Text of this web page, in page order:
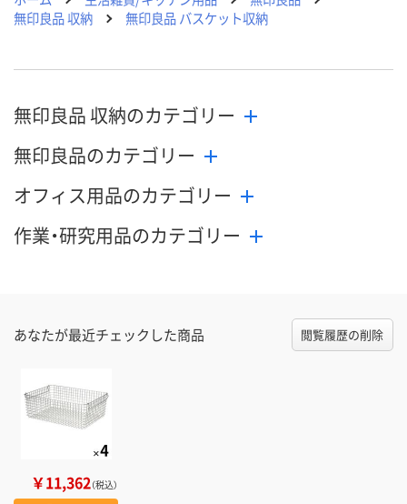
無印良品 収納
無印良品 バスケット収納
無印良品 収納のカテゴリー
無印良品のカテゴリー
オフィス用品のカテゴリー
作業・研究用品のカテゴリー
あなたが最近チェックした商品 閲覧履歴の削除
￥11,362（税込）